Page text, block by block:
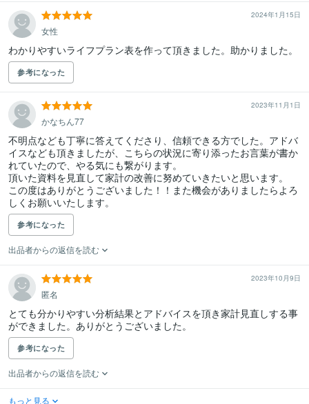
2024年1月15日
女性
わかりやすいライフプラン表を作って頂きました。助かりました。
参考になった
2023年11月1日
かなちん77
不明点なども丁寧に答えてくださり、信頼できる方でした。アドバ
イスなども頂きましたが、こちらの状況に寄り添ったお言葉が書か
れていたので、やる気にも繋がります。
頂いた資料を見直して家計の改善に努めていきたいと思います。
この度はありがとうございました！！また機会がありましたらよろ
しくお願いいたします。
参考になった
出品者からの返信を読む
2023年10月9日
匿名
とても分かりやすい分析結果とアドバイスを頂き家計見直しする事
ができました。ありがとうございました。
参考になった
出品者からの返信を読む
もっと見る